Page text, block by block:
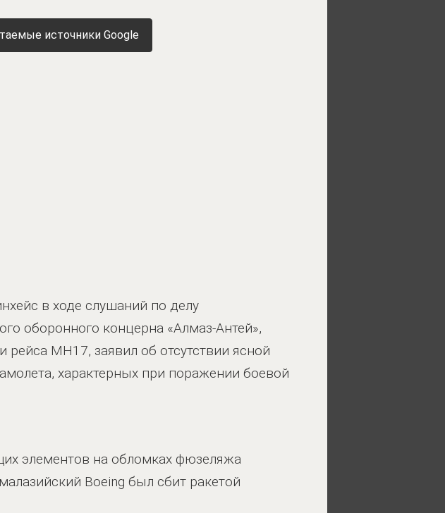
источники Google
в ходе слушаний по делу
оборонного концерна «Алмаз-Антей»,
MH17, заявил об отсутствии ясной
характерных при поражении боевой
элементов на обломках фюзеляжа
Boeing был сбит ракетой